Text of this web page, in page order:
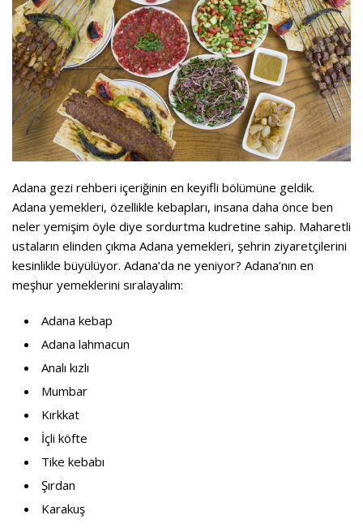
Adana gezi rehberi içeriğinin en keyifli bölümüne geldik.
Adana yemekleri, özellikle kebapları, insana daha önce ben
neler yemişim öyle diye sordurtma kudretine sahip. Maharetli
ustaların elinden çıkma Adana yemekleri, şehrin ziyaretçilerini
kesinlikle büyülüyor. Adana’da ne yeniyor? Adana’nın en
meşhur yemeklerini sıralayalım:
Adana kebap
Adana lahmacun
Analı kızlı
Mumbar
Kırkkat
İçli köfte
Tike kebabı
Şırdan
Karakuş